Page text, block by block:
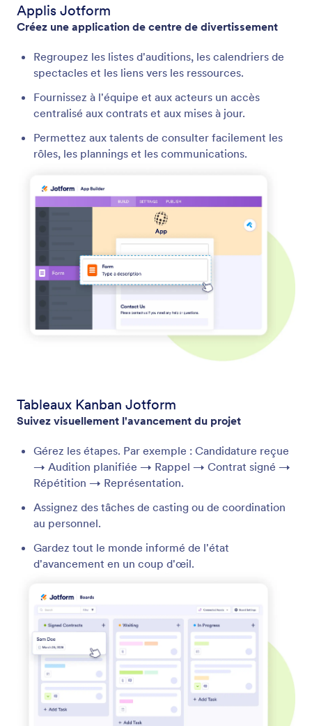
Applis Jotform
Créez une application de centre de divertissement
Regroupez les listes d'auditions, les calendriers de
spectacles et les liens vers les ressources.
Fournissez à l'équipe et aux acteurs un accès
centralisé aux contrats et aux mises à jour.
Permettez aux talents de consulter facilement les
rôles, les plannings et les communications.
Tableaux Kanban Jotform
Suivez visuellement l'avancement du projet
Gérez les étapes. Par exemple : Candidature reçue
→ Audition planifiée → Rappel → Contrat signé →
Répétition → Représentation.
Assignez des tâches de casting ou de coordination
au personnel.
Gardez tout le monde informé de l'état
d'avancement en un coup d'œil.